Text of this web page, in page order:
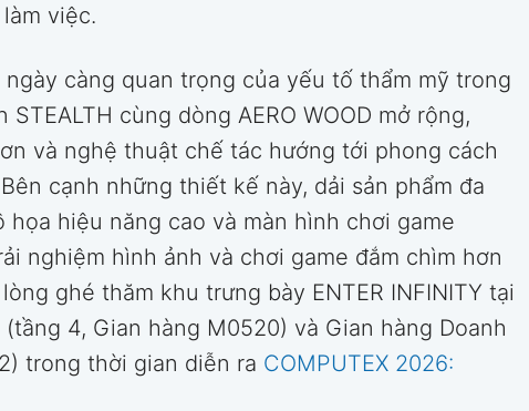
việc.
càng quan trọng của yếu tố thẩm mỹ trong
cùng dòng AERO WOOD mở rộng,
và nghệ thuật chế tác hướng tới phong cách
cạnh những thiết kế này, dải sản phẩm đa
hiệu năng cao và màn hình chơi game
nghiệm hình ảnh và chơi game đắm chìm hơn
ghé thăm khu trưng bày ENTER INFINITY tại
4, Gian hàng M0520) và Gian hàng Doanh
trong thời gian diễn ra COMPUTEX 2026: